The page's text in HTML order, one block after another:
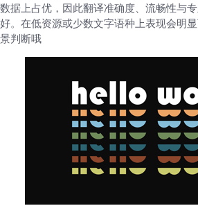
数据上占优，因此翻译准确度、流畅性与
好。在低资源或少数文字语种上表现会明
景判断哦